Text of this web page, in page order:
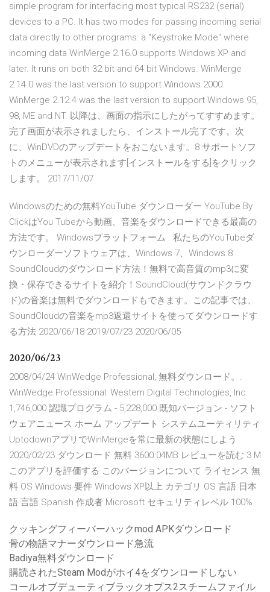
simple program for interfacing most typical RS232 (serial)
devices to a PC. It has two modes for passing incoming serial
data directly to other programs: a "Keystroke Mode" where
incoming data WinMerge 2.16.0 supports Windows XP and
later. It runs on both 32 bit and 64 bit Windows. WinMerge
2.14.0 was the last version to support Windows 2000.
WinMerge 2.12.4 was the last version to support Windows 95,
98, ME and NT. 以降は、画面の指示にしたがってすすめます。
完了画面が表示されましたら、インストール完了です。次
に、WinDVDのアップデートをおこないます。8 サポートソフ
トのメニューが表示されます[インストールをする]をクリック
します。 2017/11/07
Windowsのための無料YouTube ダウンローダー YouTube By
ClickはYou Tubeから動画、音楽をダウンロードできる最高の
方法です。 Windowsプラットフォーム . 私たちのYouTubeダ
ウンローダーソフトウェアは、Windows 7、Windows 8
SoundCloudのダウンロード方法！無料で高音質のmp3に変
換・保存できるサイトを紹介！SoundCloud(サウンドクラウ
ド)の音楽は無料でダウンロードもできます。この記事では、
SoundCloudの音楽をmp3返還サイトを使ってダウンロードす
る方法 2020/06/18 2019/07/23 2020/06/05
2020/06/23
2008/04/24 WinWedge Professional, 無料ダウンロード。.
WinWedge Professional: Western Digital Technologies, Inc.
1,746,000 認識プログラム - 5,228,000 既知バージョン - ソフト
ウェアニュース ホーム アップデート システムユーティリティ
UptodownアプリでWinMergeを常に最新の状態にしよう
2020/02/23 ダウンロード 無料 3600.04MB レビューを読む 3 M
このアプリを評価する このバージョンについて ライセンス 無
料 OS Windows 要件 Windows XP以上 カテゴリ OS 言語 日本
語 言語 Spanish 作成者 Microsoft セキュリティレベル 100%
クッキングフィーバーハックmod APKダウンロード
骨の物語マナーダウンロード急流
Badiya無料ダウンロード
購読されたSteam Modがホイ4をダウンロードしない
コールオブデューティブラックオプス2スチームファイル